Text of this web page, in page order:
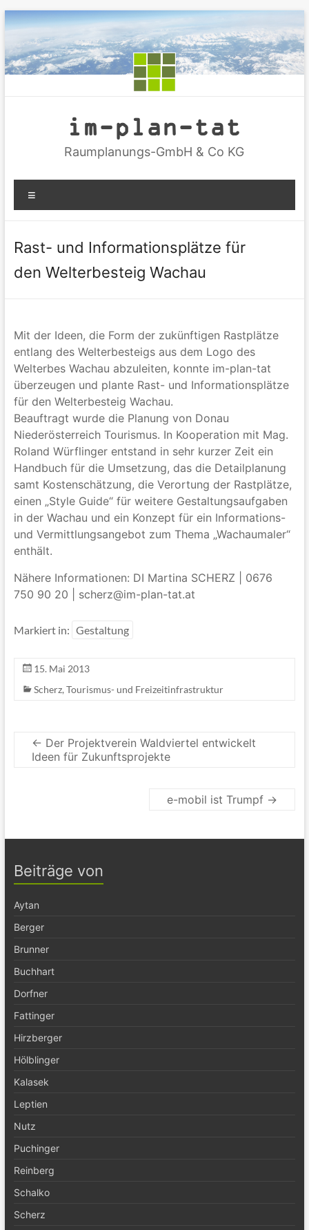
Zum
Inhalt
springen
im-plan-tat
Raumplanungs-GmbH & Co KG
Rast- und Informationsplätze für
den Welterbesteig Wachau
Mit der Ideen, die Form der zukünftigen Rastplätze
entlang des Welterbesteigs aus dem Logo des
Welterbes Wachau abzuleiten, konnte im-plan-tat
überzeugen und plante Rast- und Informationsplätze
für den Welterbesteig Wachau.
Beauftragt wurde die Planung von Donau
Niederösterreich Tourismus. In Kooperation mit Mag.
Roland Würflinger entstand in sehr kurzer Zeit ein
Handbuch für die Umsetzung, das die Detailplanung
samt Kostenschätzung, die Verortung der Rastplätze,
einen „Style Guide“ für weitere Gestaltungsaufgaben
in der Wachau und ein Konzept für ein Informations-
und Vermittlungsangebot zum Thema „Wachaumaler“
enthält.
Nähere Informationen: DI Martina SCHERZ | 0676
750 90 20 | scherz@im-plan-tat.at
Markiert in: Gestaltung
15. Mai 2013
Scherz, Tourismus- und Freizeitinfrastruktur
← Der Projektverein Waldviertel entwickelt
Ideen für Zukunftsprojekte
e-mobil ist Trumpf →
Beiträge von
Aytan
Berger
Brunner
Buchhart
Dorfner
Fattinger
Hirzberger
Hölblinger
Kalasek
Leptien
Nutz
Puchinger
Reinberg
Schalko
Scherz